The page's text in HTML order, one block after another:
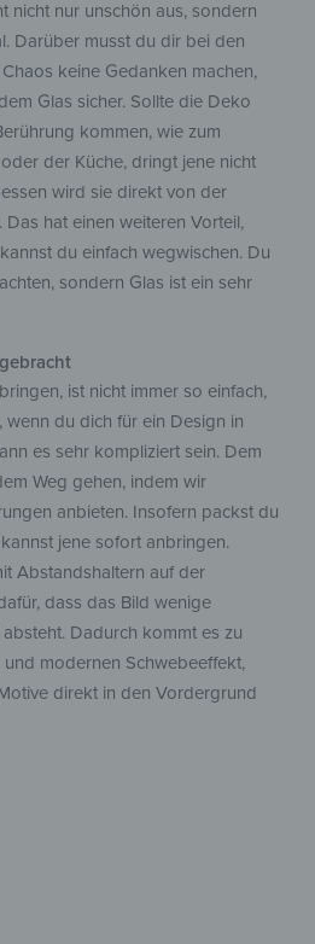
nicht nur unschön aus, sondern
Darüber musst du dir bei den
keine Gedanken machen,
Glas sicher. Sollte die Deko
kommen, wie zum
der Küche, dringt jene nicht
wird sie direkt von der
hat einen weiteren Vorteil,
du einfach wegwischen. Du
sondern Glas ist ein sehr
ist nicht immer so einfach,
du dich für ein Design in
es sehr kompliziert sein. Dem
Weg gehen, indem wir
anbieten. Insofern packst du
jene sofort anbringen.
Abstandshaltern auf der
dass das Bild wenige
Dadurch kommt es zu
modernen Schwebeeffekt,
direkt in den Vordergrund